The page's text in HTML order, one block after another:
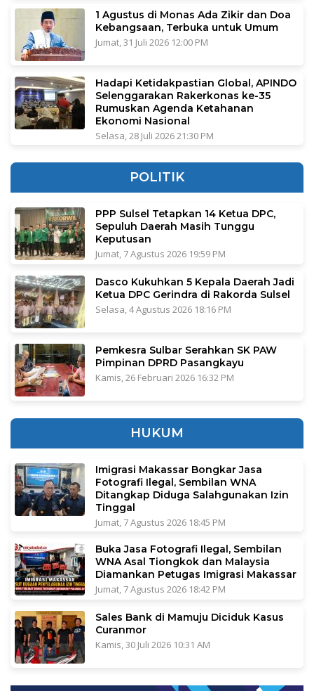
1 Agustus di Monas Ada Zikir dan Doa
Kebangsaan, Terbuka untuk Umum
Jumat, 31 Juli 2026 12:00 PM
Hadapi Ketidakpastian Global, APINDO
Selenggarakan Rakerkonas ke-35
Rumuskan Agenda Ketahanan
Ekonomi Nasional
Selasa, 28 Juli 2026 21:30 PM
POLITIK
PPP Sulsel Tetapkan 14 Ketua DPC,
Sepuluh Daerah Masih Tunggu
Keputusan
Jumat, 7 Agustus 2026 19:59 PM
Dasco Kukuhkan 5 Kepala Daerah Jadi
Ketua DPC Gerindra di Rakorda Sulsel
Selasa, 4 Agustus 2026 18:16 PM
Pemkesra Sulbar Serahkan SK PAW
Pimpinan DPRD Pasangkayu
Kamis, 26 Februari 2026 16:32 PM
HUKUM
Imigrasi Makassar Bongkar Jasa
Fotografi Ilegal, Sembilan WNA
Ditangkap Diduga Salahgunakan Izin
Tinggal
Jumat, 7 Agustus 2026 18:45 PM
Buka Jasa Fotografi Ilegal, Sembilan
WNA Asal Tiongkok dan Malaysia
Diamankan Petugas Imigrasi Makassar
Jumat, 7 Agustus 2026 18:42 PM
Sales Bank di Mamuju Diciduk Kasus
Curanmor
Kamis, 30 Juli 2026 10:31 AM